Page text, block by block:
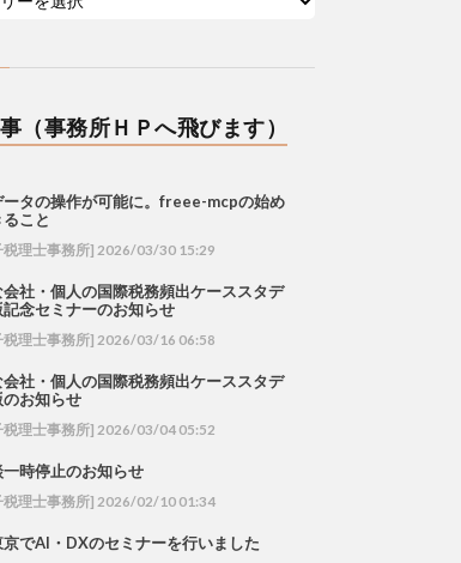
（事務所ＨＰへ飛びます）
ータの操作が可能に。freee-mcpの始め
こと
税理士事務所] 2026/03/30 15:29
会社・個人の国際税務頻出ケーススタデ
記念セミナーのお知らせ
税理士事務所] 2026/03/16 06:58
会社・個人の国際税務頻出ケーススタデ
のお知らせ
税理士事務所] 2026/03/04 05:52
時停止のお知らせ
税理士事務所] 2026/02/10 01:34
でAI・DXのセミナーを行いました